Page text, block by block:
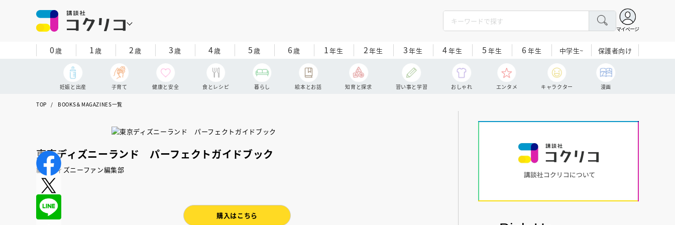
マイページ
0歳 1歳 2歳 3歳 4歳 5歳 6歳 1年生 2年生 3年生 4年生 5 年生 6年生 中学生~ 保護者向け
妊娠と出産 子育て 健康と安全 食とレシピ 暮らし 絵本とお話 知育と探求 習い事と学習 おしゃれ エンタメ キャラクター 漫画
TOP BOOKS＆MAGAZINES一覧
東京ディズニーランド パーフェクトガイドブック
編：ディズニーファン編集部
購入はこちら